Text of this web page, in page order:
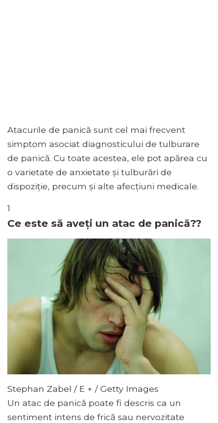
Atacurile de panică sunt cel mai frecvent
simptom asociat diagnosticului de tulburare
de panică. Cu toate acestea, ele pot apărea cu
o varietate de anxietate și tulburări de
dispoziție, precum și alte afecțiuni medicale.
1
Ce este să aveți un atac de panică??
Stephan Zabel / E + / Getty Images
Un atac de panică poate fi descris ca un
sentiment intens de frică sau nervozitate